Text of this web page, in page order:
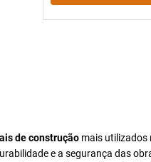
de construção mais utilizados
e a segurança das